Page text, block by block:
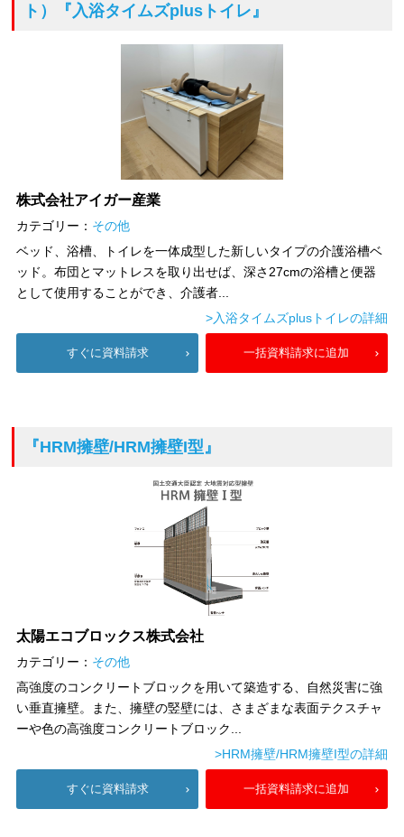
ト）
『入浴タイムズplusトイレ』
株式会社アイガー産業
カテゴリー： その他
ベッド、浴槽、トイレを一体成型した新しいタイプの介護浴槽ベ
ッド。布団とマットレスを取り出せば、深さ27cmの浴槽と便器
として使用することができ、介護者...
>入浴タイムズplusトイレの詳細
すぐに資料請求 一括資料請求に追加
『HRM擁壁/HRM擁壁I型』
太陽エコブロックス株式会社
カテゴリー： その他
高強度のコンクリートブロックを用いて築造する、自然災害に強
い垂直擁壁。また、擁壁の竪壁には、さまざまな表面テクスチャ
ーや色の高強度コンクリートブロック...
>HRM擁壁/HRM擁壁I型の詳細
すぐに資料請求 一括資料請求に追加